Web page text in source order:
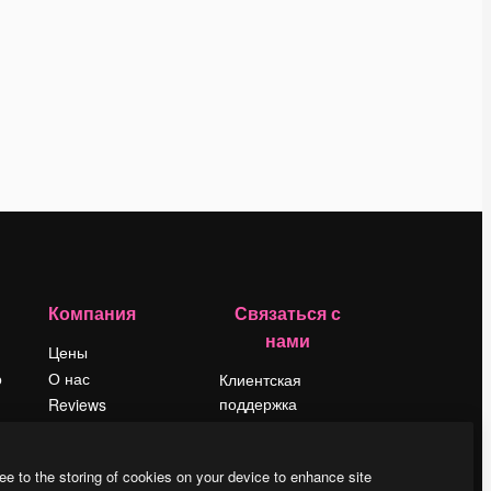
Компания
Цены
О нас
Reviews
Блог
Связаться с
нами
Клиентская
поддержка
LinkedIn
to the storing of cookies on your device to enhance site